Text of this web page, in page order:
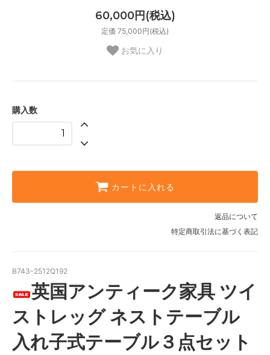
60,000円(税込)
定価 75,000円(税込)
お気に入り
購入数
カートに入れる
返品について
特定商取引法に基づく表記
B743-2512Q192
英国アンティーク家具 ツイ
ストレッグ ネストテーブル
入れ子式テーブル３点セット